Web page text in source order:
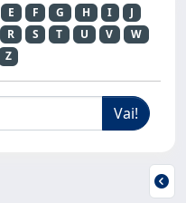
E F G H I
J
R S T U V
W
Z